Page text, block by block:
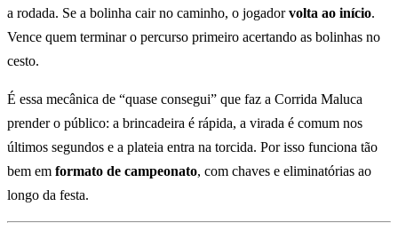
a rodada. Se a bolinha cair no caminho, o jogadorvolta ao início.
Vence quem terminar o percurso primeiro acertando as bolinhas no
cesto.
É essa mecânica de “quase consegui” que faz a Corrida Maluca
prender o público: a brincadeira é rápida, a virada é comum nos
últimos segundos e a plateia entra na torcida. Por isso funciona tão
bem em formato de campeonato, com chaves e eliminatórias ao
longo da festa.